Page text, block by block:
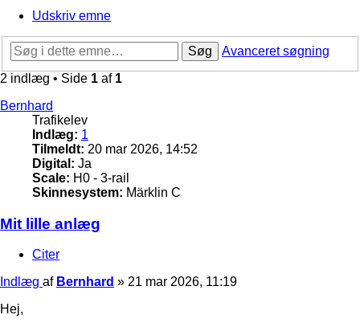
Udskriv emne
Søg
Avanceret søgning
2 indlæg • Side 1 af 1
Bernhard
Trafikelev
Indlæg: 1
Tilmeldt: 20 mar 2026, 14:52
Digital: Ja
Scale: H0 - 3-rail
Skinnesystem: Märklin C
Mit lille anlæg
Citer
Indlæg af Bernhard » 21 mar 2026, 11:19
Hej,